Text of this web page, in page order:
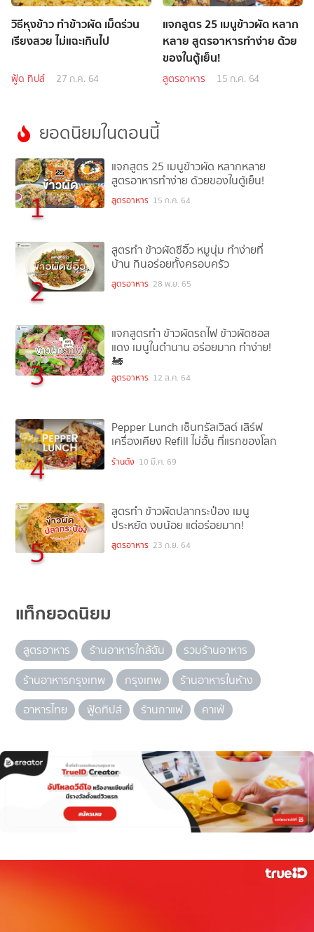
วิธีหุงข้าว ทำข้าวผัด เม็ดร่วน
เรียงสวย ไม่แฉะเกินไป
ฟู้ด ทิปส์ 27 ก.ค. 64
แจกสูตร 25 เมนูข้าวผัด หลาก
หลาย สูตรอาหารทำง่าย ด้วย
ของในตู้เย็น!
สูตรอาหาร 15 ก.ค. 64
ยอดนิยมในตอนนี้
1
แจกสูตร 25 เมนูข้าวผัด หลากหลาย
สูตรอาหารทำง่าย ด้วยของในตู้เย็น!
สูตรอาหาร 15 ก.ค. 64
2
สูตรทำ ข้าวผัดซีอิ๊ว หมูนุ่ม ทำง่ายที่
บ้าน กินอร่อยทั้งครอบครัว
สูตรอาหาร 28 พ.ย. 65
3
แจกสูตรทำ ข้าวผัดรถไฟ ข้าวผัดซอส
แดง เมนูในตำนาน อร่อยมาก ทำง่าย!
🚂
สูตรอาหาร 12 ส.ค. 64
4
Pepper Lunch เซ็นทรัลเวิลด์ เสิร์ฟ
เครื่องเคียง Refill ไม่อั้น ที่แรกของโลก
ร้านดัง 10 มี.ค. 69
5
สูตรทำ ข้าวผัดปลากระป๋อง เมนู
ประหยัด งบน้อย แต่อร่อยมาก!
สูตรอาหาร 23 ก.ย. 64
แท็กยอดนิยม
สูตรอาหาร ร้านอาหารใกล้ฉัน
รวมร้านอาหาร
ร้านอาหารกรุงเทพ
กรุงเทพ
ร้านอาหารในห้าง
อาหารไทย
ฟู้ดทิปส์ ร้านกาแฟ คาเฟ่